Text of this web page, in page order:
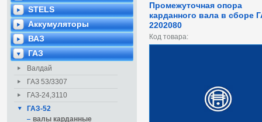
STELS
Аккумуляторы
ВАЗ
ГАЗ
Валдай
ГАЗ 53/3307
ГАЗ-24,3110
ГАЗ-52
валы карданные
Промежуточная опора
карданного вала в сборе
2202080
Код товара: